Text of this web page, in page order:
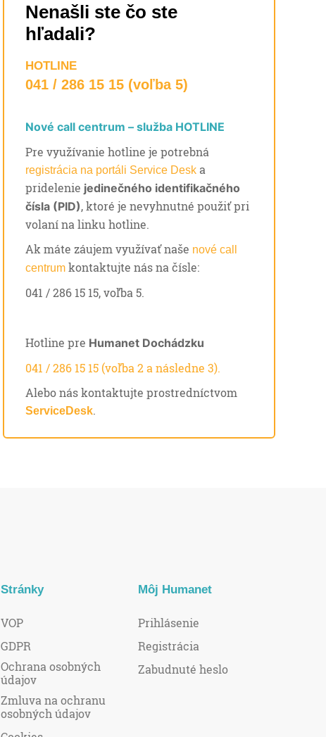
Nenašli ste čo ste
hľadali?
HOTLINE
041 / 286 15 15 (voľba 5)
Nové call centrum – služba HOTLINE
Pre využívanie hotline je potrebná
registrácia na portáli Service Desk a
pridelenie jedinečného identifikačného
čísla (PID), ktoré je nevyhnutné použiť pri
volaní na linku hotline.
Ak máte záujem využívať naše nové call
centrum kontaktujte nás na čísle:
041 / 286 15 15, voľba 5.
Hotline pre Humanet Dochádzku
041 / 286 15 15 (voľba 2 a následne 3).
Alebo nás kontaktujte prostredníctvom
ServiceDesk.
Stránky
VOP
GDPR
Ochrana osobných
údajov
Zmluva na ochranu
osobných údajov
Môj Humanet
Prihlásenie
Registrácia
Zabudnuté heslo